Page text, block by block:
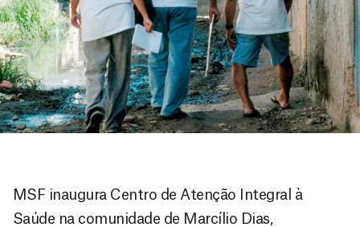
MSF inaugura Centro de Atenção Integral à
Saúde na comunidade de Marcílio Dias,